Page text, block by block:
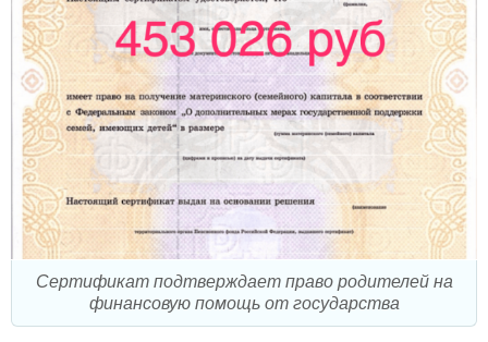
Сертификат подтверждает право родителей на
финансовую помощь от государства